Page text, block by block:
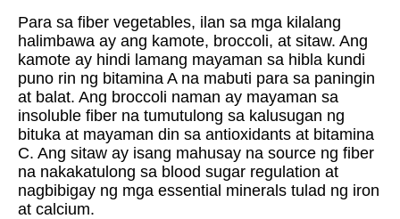
Para sa fiber vegetables, ilan sa mga kilalang
halimbawa ay ang kamote, broccoli, at sitaw. Ang
kamote ay hindi lamang mayaman sa hibla kundi
puno rin ng bitamina A na mabuti para sa paningin
at balat. Ang broccoli naman ay mayaman sa
insoluble fiber na tumutulong sa kalusugan ng
bituka at mayaman din sa antioxidants at bitamina
C. Ang sitaw ay isang mahusay na source ng fiber
na nakakatulong sa blood sugar regulation at
nagbibigay ng mga essential minerals tulad ng iron
at calcium.